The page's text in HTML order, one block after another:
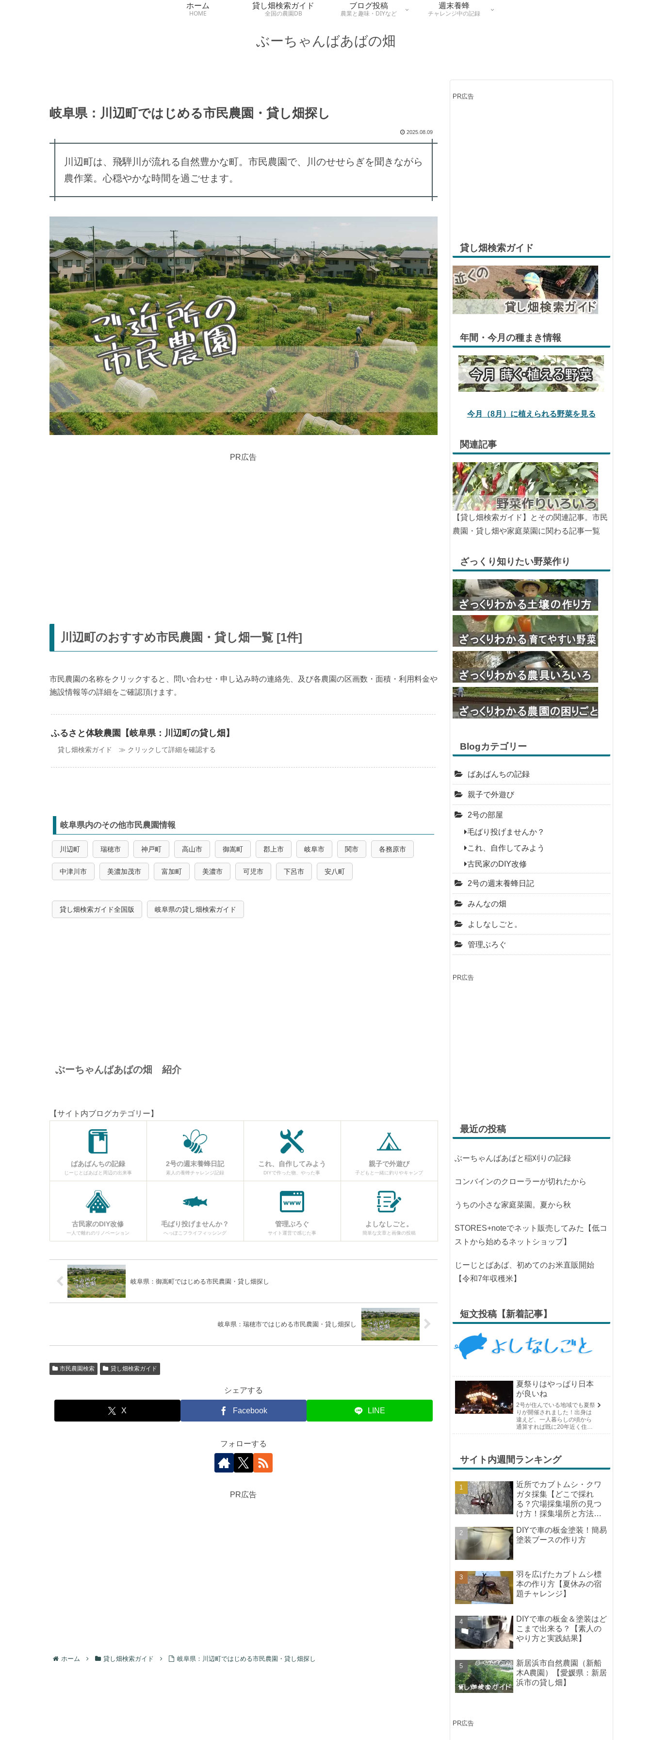
ぶーちゃんばあばの畑
ホーム
HOME
貸し畑検索ガイド
全国の農園DB
ブログ投稿
農業と趣味・DIYなど
週末養蜂
チャレンジ中の記録
岐阜県：川辺町ではじめる市民農園・貸し畑探し
2025.08.09
川辺町は、飛騨川が流れる自然豊かな町。市民農園で、川のせせらぎを聞きながら
農作業。心穏やかな時間を過ごせます。
PR広告
川辺町のおすすめ市民農園・貸し畑一覧 [1件]
市民農園の名称をクリックすると、問い合わせ・申し込み時の連絡先、及び各農園の区画数・面積・利用料金や
施設情報等の詳細をご確認頂けます。
ふるさと体験農園【岐阜県：川辺町の貸し畑】
貸し畑検索ガイド ≫ クリックして詳細を確認する
岐阜県内のその他市民農園情報
川辺町 瑞穂市 神戸町 高山市 御嵩町 郡上市 岐阜市 関市 各務原市
中津川市 美濃加茂市 富加町 美濃市 可児市 下呂市 安八町
貸し畑検索ガイド全国版 岐阜県の貸し畑検索ガイド
ぶーちゃんばあばの畑 紹介
【サイト内ブログカテゴリー】
ばあばんちの記録
じーじとばあばと周辺の出来事
2号の週末養蜂日記
素人の養蜂チャレンジ記録
これ、自作してみよう
DIYで作った物、やった事
親子で外遊び
子どもと一緒に釣りやキャンプ
古民家のDIY改修
一人で離れのリノベーション
毛ばり投げませんか？
へっぽこフライフィッシング
管理ぶろぐ
サイト運営で感じた事
よしなしごと。
簡単な文章と画像の投稿
岐阜県：御嵩町ではじめる市民農園・貸し畑探し
岐阜県：瑞穂市ではじめる市民農園・貸し畑探し
市民農園検索 貸し畑検索ガイド
シェアする
X Facebook LINE
フォローする
PR広告
ホーム 貸し畑検索ガイド 岐阜県：川辺町ではじめる市民農園・貸し畑探し
PR広告
貸し畑検索ガイド
年間・今月の種まき情報
今月（8月）に植えられる野菜を見る
関連記事
【貸し畑検索ガイド】とその関連記事。市民
農園・貸し畑や家庭菜園に関わる記事一覧
ざっくり知りたい野菜作り
Blogカテゴリー
ばあばんちの記録
親子で外遊び
2号の部屋
毛ばり投げませんか？
これ、自作してみよう
古民家のDIY改修
2号の週末養蜂日記
みんなの畑
よしなしごと。
管理ぶろぐ
PR広告
最近の投稿
ぶーちゃんばあばと稲刈りの記録
コンバインのクローラーが切れたから
うちの小さな家庭菜園。夏から秋
STORES+noteでネット販売してみた【低コ
ストから始めるネットショップ】
じーじとばあば、初めてのお米直販開始
【令和7年収穫米】
短文投稿【新着記事】
夏祭りはやっぱり日本
が良いね
2号が住んでいる地域でも夏祭
りが開催されました！出身は
違えど、一人暮らしの頃から
通算すれば既に20年近く住ん
す。そして、それは2号嫁も同
じようで、夏祭りが近いづい...
サイト内週間ランキング
近所でカブトムシ・クワ
ガタ採集【どこで採れ
る？穴場採集場所の見つ
け方！採集場所と方法や
DIYで車の板金塗装！簡易
塗装ブースの作り方
羽を広げたカブトムシ標
本の作り方【夏休みの宿
題チャレンジ】
DIYで車の板金＆塗装はど
こまで出来る？【素人の
やり方と実践結果】
新居浜市自然農園（新船
木A農園）【愛媛県：新居
浜市の貸し畑】
PR広告